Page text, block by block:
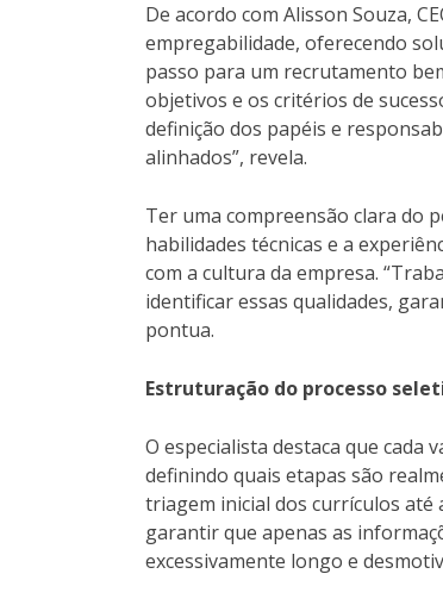
De acordo com Alisson Souza,
empregabilidade, oferecendo
passo para um recrutamento
objetivos e os critérios de
definição dos papéis e
alinhados”, revela.
Ter uma compreensão clara do
habilidades técnicas e a
com a cultura da empresa.
identificar essas qualidades,
pontua.
Estruturação do processo
O especialista destaca que cada
definindo quais etapas são
triagem inicial dos currículos até
garantir que apenas as
excessivamente longo e